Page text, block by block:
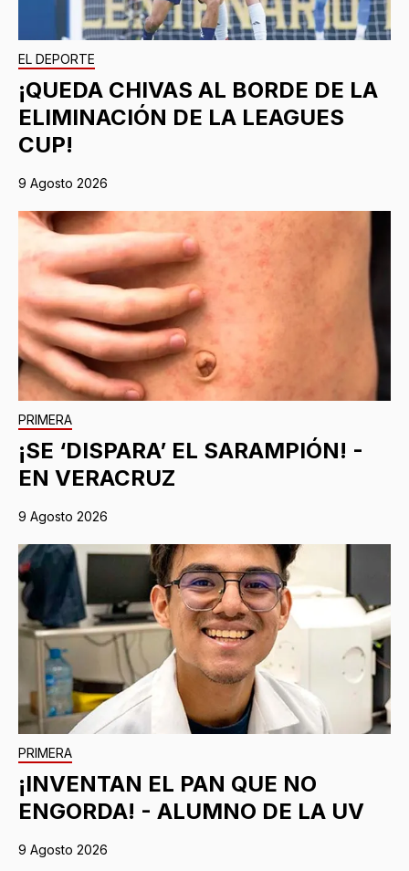
EL DEPORTE
¡QUEDA CHIVAS AL BORDE DE LA
ELIMINACIÓN DE LA LEAGUES
CUP!
9 Agosto 2026
PRIMERA
¡SE ‘DISPARA’ EL SARAMPIÓN! -
EN VERACRUZ
9 Agosto 2026
PRIMERA
¡INVENTAN EL PAN QUE NO
ENGORDA! - ALUMNO DE LA UV
9 Agosto 2026